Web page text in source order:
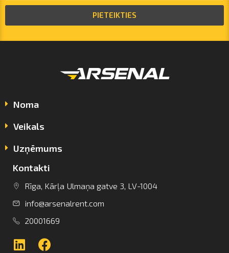
PIETEIKTIES
Noma
Veikals
Uzņēmums
Kontakti
Rīga, Kārļa Ulmaņa gatve 3, LV-1004
info@arsenalrent.com
20001669